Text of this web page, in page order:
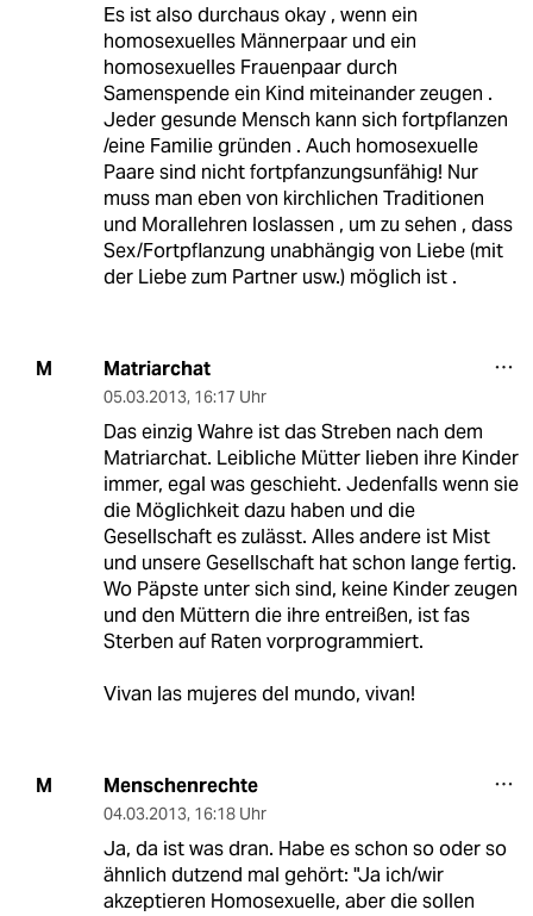
Es ist also durchaus okay , wenn ein
homosexuelles Männerpaar und ein
homosexuelles Frauenpaar durch
Samenspende ein Kind miteinander zeugen .
Jeder gesunde Mensch kann sich fortpflanzen
/eine Familie gründen . Auch homosexuelle
Paare sind nicht fortpfanzungsunfähig! Nur
muss man eben von kirchlichen Traditionen
und Morallehren loslassen , um zu sehen , dass
Sex/Fortpflanzung unabhängig von Liebe (mit
der Liebe zum Partner usw.) möglich ist .
M Matriarchat
05.03.2013, 16:17 Uhr
Das einzig Wahre ist das Streben nach dem
Matriarchat. Leibliche Mütter lieben ihre Kinder
immer, egal was geschieht. Jedenfalls wenn sie
die Möglichkeit dazu haben und die
Gesellschaft es zulässt. Alles andere ist Mist
und unsere Gesellschaft hat schon lange fertig.
Wo Päpste unter sich sind, keine Kinder zeugen
und den Müttern die ihre entreißen, ist fas
Sterben auf Raten vorprogrammiert.
Vivan las mujeres del mundo, vivan!
M Menschenrechte
04.03.2013, 16:18 Uhr
Ja, da ist was dran. Habe es schon so oder so
ähnlich dutzend mal gehört: "Ja ich/wir
akzeptieren Homosexuelle, aber die sollen